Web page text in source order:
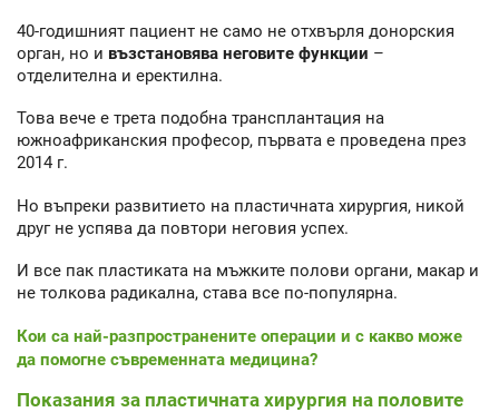
40-годишният пациент не само не отхвърля донорския
орган, но и възстановява неговите функции –
отделителна и еректилна.
Това вече е трета подобна трансплантация на
южноафриканския професор, първата е проведена през
2014 г.
Но въпреки развитието на пластичната хирургия, никой
друг не успява да повтори неговия успех.
И все пак пластиката на мъжките полови органи, макар и
не толкова радикална, става все по-популярна.
Кои са най-разпространените операции и с какво може
да помогне съвременната медицина?
Показания за пластичната хирургия на половите